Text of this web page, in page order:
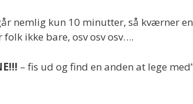
nemlig kun 10 minutter, så kværner
ikke bare, osv osv osv….
– fis ud og find en anden at lege